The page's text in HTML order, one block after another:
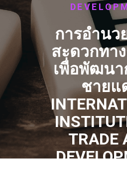
การอำนว
สะดวกทา
เพื่อพัฒนา
ชายแ
TRADE